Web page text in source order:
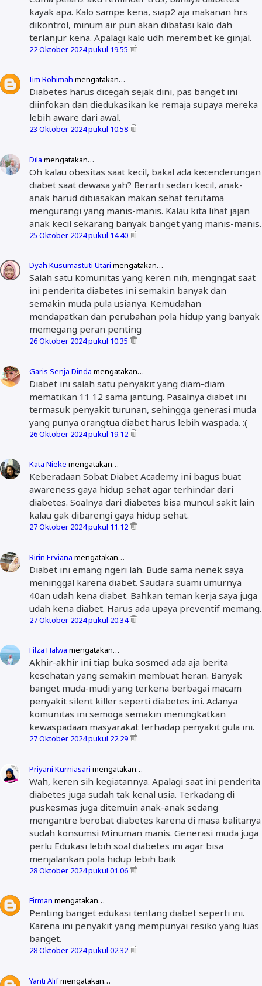
kayak apa. Kalo sampe kena, siap2 aja makanan hrs
dikontrol, minum air pun akan dibatasi kalo dah
terlanjur kena. Apalagi kalo udh merembet ke ginjal.
22 Oktober 2024 pukul 19.55
Iim Rohimah mengatakan…
Diabetes harus dicegah sejak dini, pas banget ini
diinfokan dan diedukasikan ke remaja supaya mereka
lebih aware dari awal.
23 Oktober 2024 pukul 10.58
Dila mengatakan…
Oh kalau obesitas saat kecil, bakal ada kecenderungan
diabet saat dewasa yah? Berarti sedari kecil, anak-
anak harud dibiasakan makan sehat terutama
mengurangi yang manis-manis. Kalau kita lihat jajan
anak kecil sekarang banyak banget yang manis-manis.
25 Oktober 2024 pukul 14.40
Dyah Kusumastuti Utari mengatakan…
Salah satu komunitas yang keren nih, mengngat saat
ini penderita diabetes ini semakin banyak dan
semakin muda pula usianya. Kemudahan
mendapatkan dan perubahan pola hidup yang banyak
memegang peran penting
26 Oktober 2024 pukul 10.35
Garis Senja Dinda mengatakan…
Diabet ini salah satu penyakit yang diam-diam
mematikan 11 12 sama jantung. Pasalnya diabet ini
termasuk penyakit turunan, sehingga generasi muda
yang punya orangtua diabet harus lebih waspada. :(
26 Oktober 2024 pukul 19.12
Kata Nieke mengatakan…
Keberadaan Sobat Diabet Academy ini bagus buat
awareness gaya hidup sehat agar terhindar dari
diabetes. Soalnya dari diabetes bisa muncul sakit lain
kalau gak dibarengi gaya hidup sehat.
27 Oktober 2024 pukul 11.12
Ririn Erviana mengatakan…
Diabet ini emang ngeri lah. Bude sama nenek saya
meninggal karena diabet. Saudara suami umurnya
40an udah kena diabet. Bahkan teman kerja saya juga
udah kena diabet. Harus ada upaya preventif memang.
27 Oktober 2024 pukul 20.34
Filza Halwa mengatakan…
Akhir-akhir ini tiap buka sosmed ada aja berita
kesehatan yang semakin membuat heran. Banyak
banget muda-mudi yang terkena berbagai macam
penyakit silent killer seperti diabetes ini. Adanya
komunitas ini semoga semakin meningkatkan
kewaspadaan masyarakat terhadap penyakit gula ini.
27 Oktober 2024 pukul 22.29
Priyani Kurniasari mengatakan…
Wah, keren sih kegiatannya. Apalagi saat ini penderita
diabetes juga sudah tak kenal usia. Terkadang di
puskesmas juga ditemuin anak-anak sedang
mengantre berobat diabetes karena di masa balitanya
sudah konsumsi Minuman manis. Generasi muda juga
perlu Edukasi lebih soal diabetes ini agar bisa
menjalankan pola hidup lebih baik
28 Oktober 2024 pukul 01.06
Firman mengatakan…
Penting banget edukasi tentang diabet seperti ini.
Karena ini penyakit yang mempunyai resiko yang luas
banget.
28 Oktober 2024 pukul 02.32
Yanti Alifmengatakan…